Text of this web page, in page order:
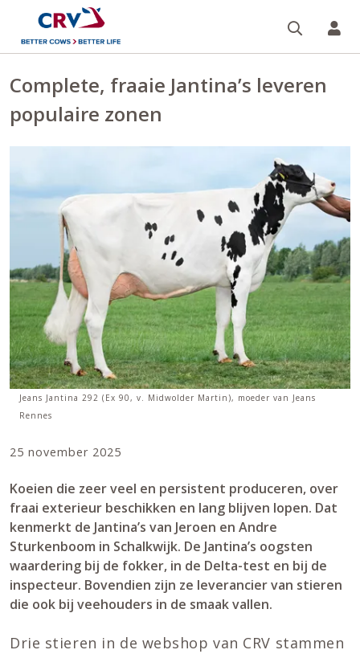
Complete, fraaie Jantina’s leveren
populaire zonen
Jeans Jantina 292 (Ex 90, v. Midwolder Martin), moeder van Jeans
Rennes
25 november 2025
Koeien die zeer veel en persistent produceren, over
fraai exterieur beschikken en lang blijven lopen. Dat
kenmerkt de Jantina’s van Jeroen en Andre
Sturkenboom in Schalkwijk. De Jantina’s oogsten
waardering bij de fokker, in de Delta-test en bij de
inspecteur. Bovendien zijn ze leverancier van stieren
die ook bij veehouders in de smaak vallen.
Drie stieren in de webshop van CRV stammen